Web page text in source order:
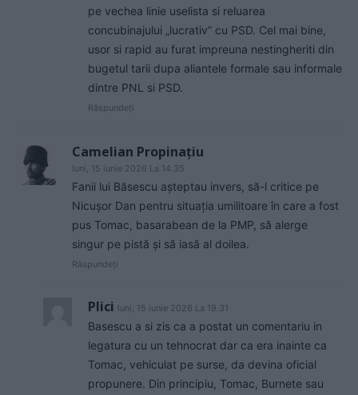
pe vechea linie uselista si reluarea
concubinajului „lucrativ” cu PSD. Cel mai bine,
usor si rapid au furat impreuna nestingheriti din
bugetul tarii dupa aliantele formale sau informale
dintre PNL si PSD.
Răspundeți
Camelian Propinațiu
luni, 15 iunie 2026 La 14.35
Fanii lui Băsescu așteptau invers, să-l critice pe
Nicușor Dan pentru situația umilitoare în care a fost
pus Tomac, basarabean de la PMP, să alerge
singur pe pistă și să iasă al doilea.
Răspundeți
Plici luni, 15 iunie 2026 La 19.31
Basescu a si zis ca a postat un comentariu in
legatura cu un tehnocrat dar ca era inainte ca
Tomac, vehiculat pe surse, da devina oficial
propunere. Din principiu, Tomac, Burnete sau